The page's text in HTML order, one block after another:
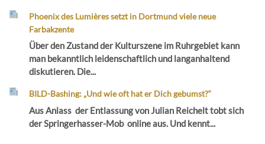
Phoenix des Lumières setzt in Dortmund viele neue
Farbakzente
Über den Zustand der Kulturszene im Ruhrgebiet kann
man bekanntlich leidenschaftlich und langanhaltend
diskutieren. Die...
BILD-Bashing: „Und wie oft hat er Dich gebumst?“
Aus Anlass der Entlassung von Julian Reichelt tobt sich
der Springerhasser-Mob online aus. Und kennt...